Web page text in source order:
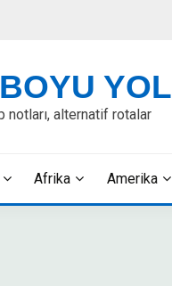
YOL
notları, alternatif rotalar
Afrika Amerika